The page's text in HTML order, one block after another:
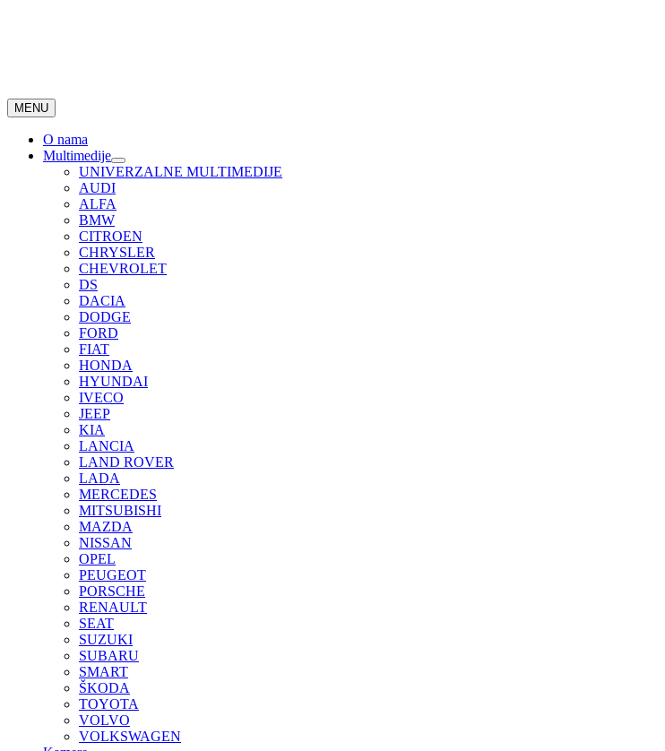
MENU
O nama
Multimedije
UNIVERZALNE MULTIMEDIJE
AUDI
ALFA
BMW
CITROEN
CHRYSLER
CHEVROLET
DS
DACIA
DODGE
FORD
FIAT
HONDA
HYUNDAI
IVECO
JEEP
KIA
LANCIA
LAND ROVER
LADA
MERCEDES
MITSUBISHI
MAZDA
NISSAN
OPEL
PEUGEOT
PORSCHE
RENAULT
SEAT
SUZUKI
SUBARU
SMART
ŠKODA
TOYOTA
VOLVO
VOLKSWAGEN